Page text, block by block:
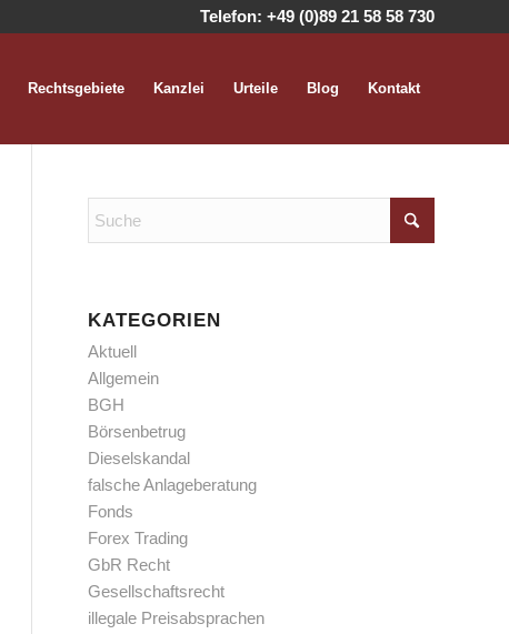
Telefon: +49 (0)89 21 58 58 730
Rechtsgebiete Kanzlei Urteile Blog Kontakt
KATEGORIEN
Aktuell
Allgemein
BGH
Börsenbetrug
Dieselskandal
falsche Anlageberatung
Fonds
Forex Trading
GbR Recht
Gesellschaftsrecht
illegale Preisabsprachen